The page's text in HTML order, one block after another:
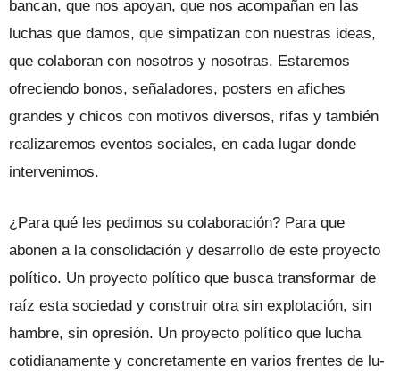
bancan, que nos apoyan, que nos acompañan en las
luchas que da­mos, que simpatizan con nuestras ideas,
que colaboran con nosotros y nosotras. Estaremos
ofreciendo bonos, señaladores, posters en afiches
grandes y chicos con motivos diversos, rifas y también
reali­zaremos eventos sociales, en cada lugar donde
intervenimos.
¿Para qué les pedimos su colabora­ción? Para que
abonen a la consolidación y desarrollo de este proyecto
político. Un proyecto político que busca transformar de
raíz esta sociedad y construir otra sin explotación, sin
hambre, sin opresión. Un proyecto político que lucha
cotidianamen­te y concretamente en varios frentes de lu­